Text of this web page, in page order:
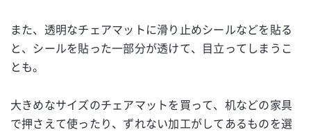
また、透明なチェアマットに滑り止めシールなどを貼る
と、シールを貼った一部分が透けて、目立ってしまうこ
とも。
大きめなサイズのチェアマットを買って、机などの家具
で押さえて使ったり、ずれない加工がしてあるものを選